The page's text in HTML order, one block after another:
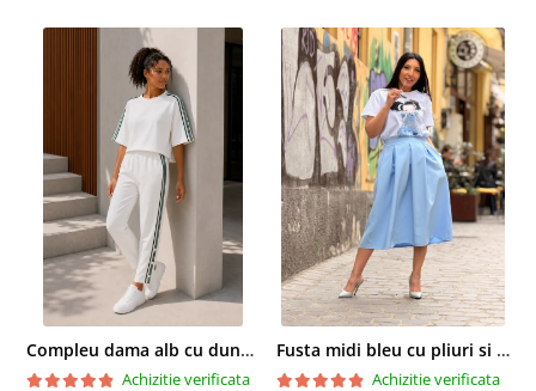
Compleu dama alb cu dungi laterale in nuante de verde si negru
Achizitie verificata
Fusta midi bleu cu pliuri si buzunare
Achizitie verificata